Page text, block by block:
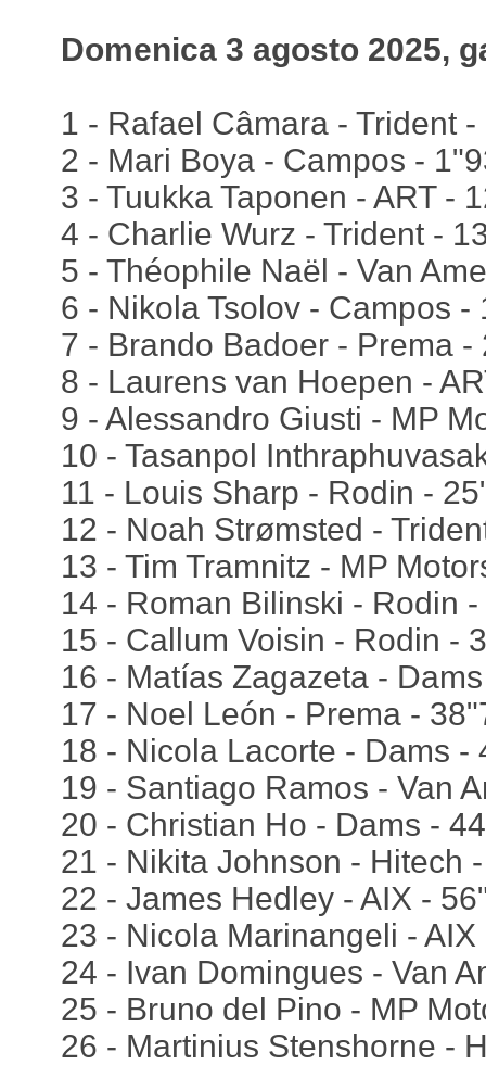
Domenica 3 agosto 2025,
1 - Rafael Câmara - Trident
2 - Mari Boya - Campos -
3 - Tuukka Taponen - ART -
4 - Charlie Wurz - Trident -
5 - Théophile Naël - Van
6 - Nikola Tsolov - Campos -
7 - Brando Badoer - Prema -
8 - Laurens van Hoepen -
9 - Alessandro Giusti - MP
10 - Tasanpol
11 - Louis Sharp - Rodin -
12 - Noah Strømsted -
13 - Tim Tramnitz - MP
14 - Roman Bilinski - Rodin
15 - Callum Voisin - Rodin -
16 - Matías Zagazeta -
17 - Noel León - Prema -
18 - Nicola Lacorte - Dams -
19 - Santiago Ramos - Van
20 - Christian Ho - Dams -
21 - Nikita Johnson - Hitech
22 - James Hedley - AIX -
23 - Nicola Marinangeli -
24 - Ivan Domingues - Van
25 - Bruno del Pino - MP
26 - Martinius Stenshorne -